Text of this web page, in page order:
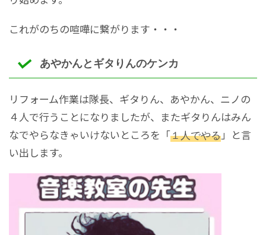
これがのちの喧嘩に繋がります・・・
あやかんとギタりんのケンカ
リフォーム作業は隊長、ギタりん、あやかん、ニノの
４人で行うことになりましたが、またギタりんはみん
なでやらなきゃいけないところを「１人でやる」と言
い出します。